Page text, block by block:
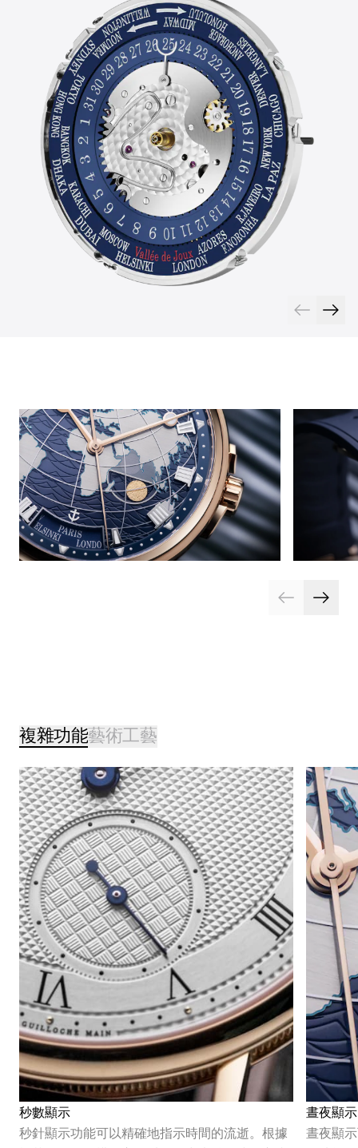
複雜功能藝術工藝
秒數顯示
秒針顯示功能可以精確地指示時間的流逝。根據
晝夜顯示
晝夜顯